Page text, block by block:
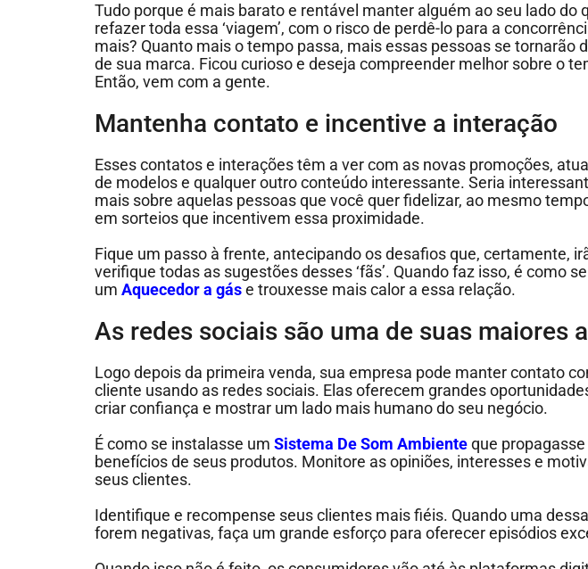
Tudo porque é mais barato e rentável manter alguém ao seu lado do
refazer toda essa ‘viagem’, com o risco de perdê-lo para a
mais? Quanto mais o tempo passa, mais essas pessoas se tornarão
de sua marca. Ficou curioso e deseja compreender melhor sobre o
Então, vem com a gente.
Mantenha contato e incentive a interação
Esses contatos e interações têm a ver com as novas promoções,
de modelos e qualquer outro conteúdo interessante. Seria
mais sobre aquelas pessoas que você quer fidelizar, ao mesmo
em sorteios que incentivem essa proximidade.
Fique um passo à frente, antecipando os desafios que, certamente,
verifique todas as sugestões desses ‘fãs’. Quando faz isso, é como
umAquecedor a gáse trouxesse mais calor a essa relação.
As redes sociais são uma de suas maiores
Logo depois da primeira venda, sua empresa pode manter contato
cliente usando as redes sociais. Elas oferecem grandes
criar confiança e mostrar um lado mais humano do seu negócio.
É como se instalasse umSistema De Som Ambienteque
benefícios de seus produtos. Monitore as opiniões, interesses e
seus clientes.
Identifique e recompense seus clientes mais fiéis. Quando uma
forem negativas, faça um grande esforço para oferecer episódios